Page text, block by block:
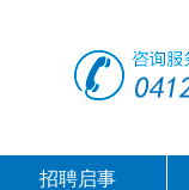
招聘启事